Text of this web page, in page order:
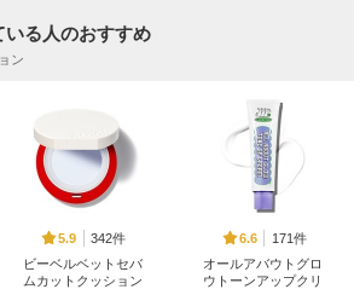
いる人のおすすめ
ン
5.9
342件
ビーベルベットセバ
ムカットクッション
6.6
171件
オールアバウトグロ
ウトーンアップクリ